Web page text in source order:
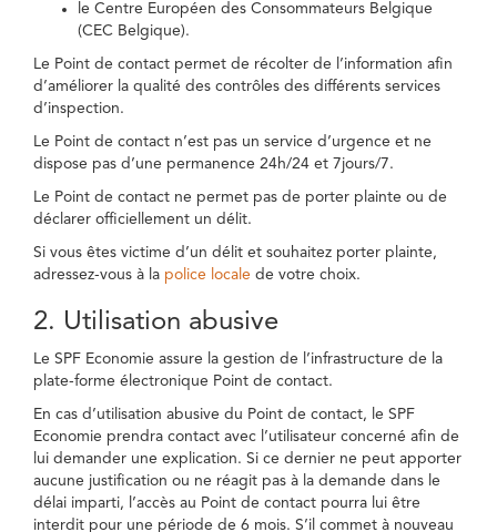
le Centre Européen des Consommateurs Belgique
(CEC Belgique).
Le Point de contact permet de récolter de l’information afin
d’améliorer la qualité des contrôles des différents services
d’inspection.
Le Point de contact n’est pas un service d’urgence et ne
dispose pas d’une permanence 24h/24 et 7jours/7.
Le Point de contact ne permet pas de porter plainte ou de
déclarer officiellement un délit.
Si vous êtes victime d’un délit et souhaitez porter plainte,
adressez-vous à la police locale de votre choix.
2. Utilisation abusive
Le SPF Economie assure la gestion de l’infrastructure de la
plate-forme électronique Point de contact.
En cas d’utilisation abusive du Point de contact, le SPF
Economie prendra contact avec l’utilisateur concerné afin de
lui demander une explication. Si ce dernier ne peut apporter
aucune justification ou ne réagit pas à la demande dans le
délai imparti, l’accès au Point de contact pourra lui être
interdit pour une période de 6 mois. S’il commet à nouveau